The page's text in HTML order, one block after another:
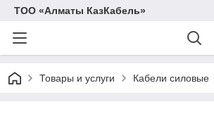
ТОО «Алматы КазКабель»
Товары и услуги Кабели силовые